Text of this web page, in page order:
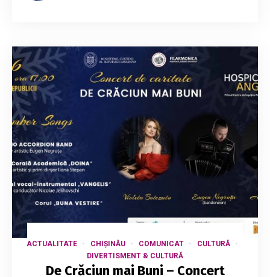
ACTUALITATE CHIȘINĂU COMUNICAT
CULTURĂ
DIVERTISMENT & CULTURĂ
De Crăciun mai Buni – Concert